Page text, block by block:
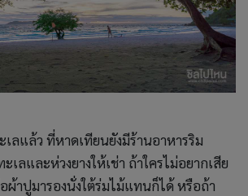
ลแล้ว ที่หาดเทียนยังมีร้านอาหารริม
ลและห่วงยางให้เช่า ถ้าใครไม่อยากเสีย
ผ้าปูมารองนั่งใต้ร่มไม้แทนก็ได้ หรือถ้า